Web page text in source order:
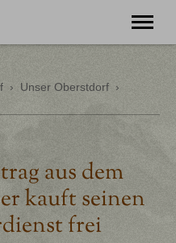
› Unser Oberstdorf ›
aus dem
kauft seinen
frei